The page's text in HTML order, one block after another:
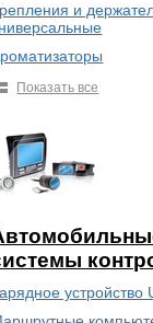
и
Показать все
устройство